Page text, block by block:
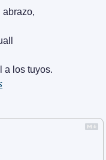
abrazo,